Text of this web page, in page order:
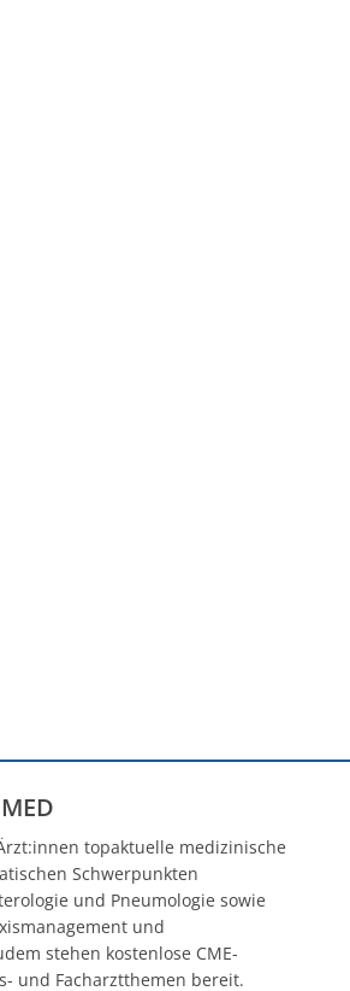
topaktuelle medizinische
Schwerpunkten
und Pneumologie sowie
und
stehen kostenlose CME-
und Facharztthemen bereit.